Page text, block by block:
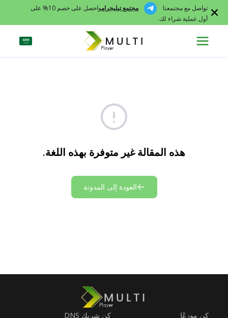
تواصل مع مجتمعنا مجتمع تيليجرام
واحصل على خصم 10% على
أول عملية شراء لك.
هذه المقالة غير متوفرة بهذه اللغة.
العودة إلى المدونة
كن موزعًا
كن شريك DNS